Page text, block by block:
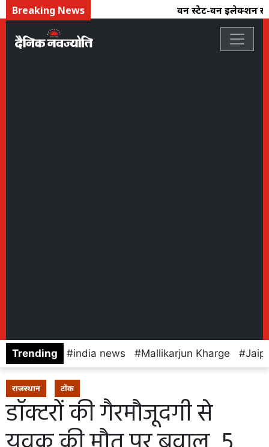
Breaking News वन स्टेट-वन इलेक्शन से
Trending india news Mallikarjun Kharge
राजस्थान टोंक
डॉक्टरों की गैरमौजूदगी से